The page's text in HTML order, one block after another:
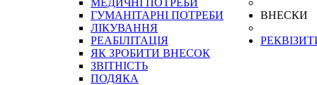
МЕДИЧНІ ПОТРЕБИ
ГУМАНІТАРНІ ПОТРЕБИ
ЛІКУВАННЯ
РЕАБІЛІТАЦІЯ
ВНЕСКИ
ЯК ЗРОБИТИ ВНЕСОК
ЗВІТНІСТЬ
ПОДЯКА